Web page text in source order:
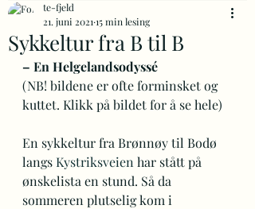
Sykkeltur fra B til B
te-fjeld
21. juni 2021 15 min lesing
– En Helgelandsodyssé
(NB! bildene er ofte forminsket og
kuttet. Klikk på bildet for å se hele)
En sykkeltur fra Brønnøy til Bodø
langs Kystriksveien har stått på
ønskelista en stund. Så da
sommeren plutselig kom i